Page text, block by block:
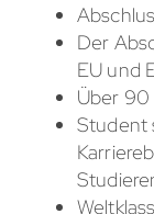
Der
EU und
Über 90
Student